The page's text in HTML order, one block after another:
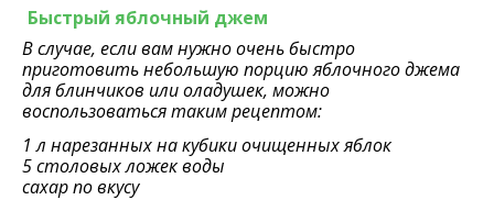
Быстрый яблочный джем
В случае, если вам нужно очень быстро
приготовить небольшую порцию яблочного джема
для блинчиков или оладушек, можно
воспользоваться таким рецептом:
1 л нарезанных на кубики очищенных яблок
5 столовых ложек воды
сахар по вкусу